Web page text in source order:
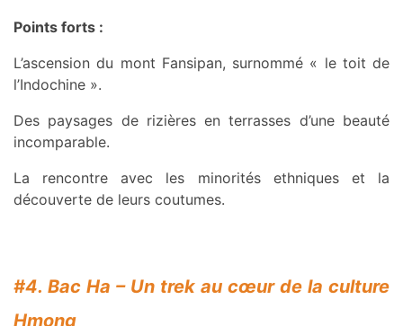
Points forts :
L’ascension du mont Fansipan, surnommé « le toit de
l’Indochine ».
Des paysages de rizières en terrasses d’une beauté
incomparable.
La rencontre avec les minorités ethniques et la
découverte de leurs coutumes.
#4. Bac Ha – Un trek au cœur de la culture
Hmong